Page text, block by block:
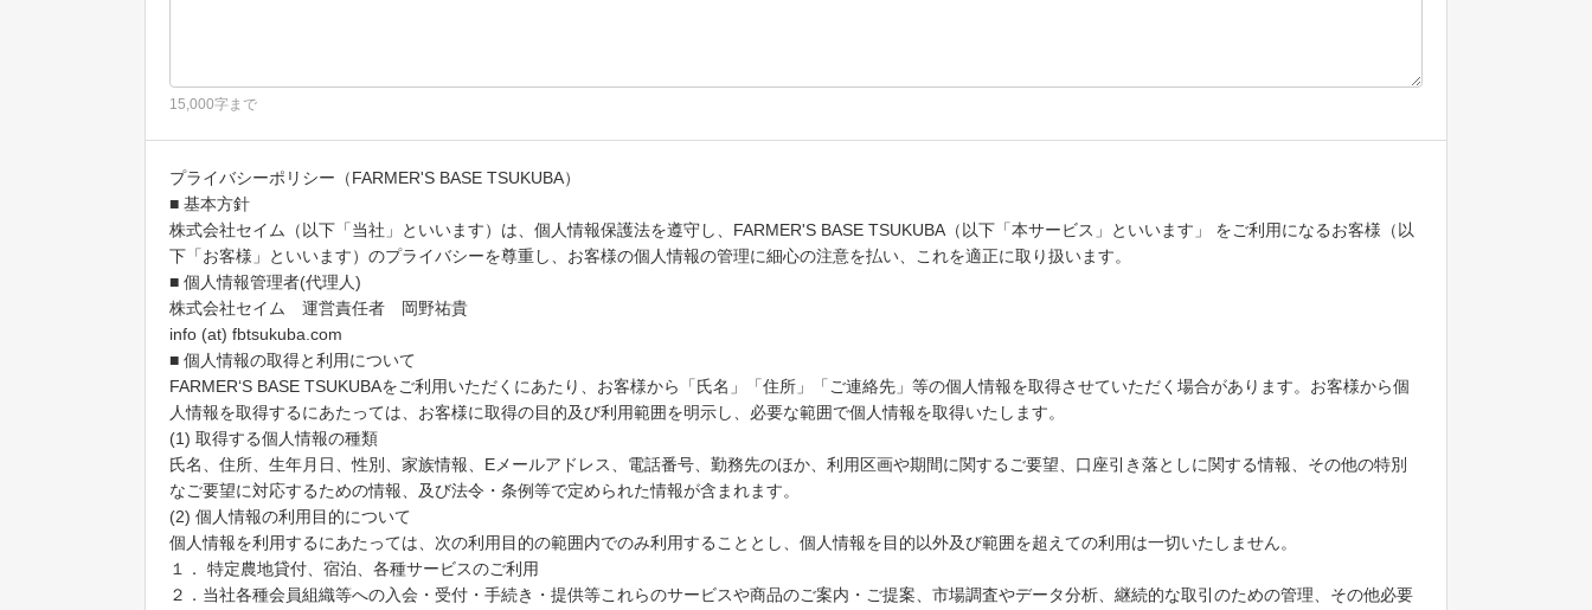
15,000字まで
プライバシーポリシー（FARMER'S BASE TSUKUBA）
■ 基本方針
株式会社セイム（以下「当社」といいます）は、個人情報保護法を遵守し、FARMER'S BASE TSUKUBA（以下「本サービス」といいます」 をご利用になるお客様（以
下「お客様」といいます）のプライバシーを尊重し、お客様の個人情報の管理に細心の注意を払い、これを適正に取り扱います。
■ 個人情報管理者(代理人)
株式会社セイム 運営責任者 岡野祐貴
info (at) fbtsukuba.com
■ 個人情報の取得と利用について
FARMER‘S BASE TSUKUBAをご利用いただくにあたり、お客様から「氏名」「住所」「ご連絡先」等の個人情報を取得させていただく場合があります。お客様から個
人情報を取得するにあたっては、お客様に取得の目的及び利用範囲を明示し、必要な範囲で個人情報を取得いたします。
(1) 取得する個人情報の種類
氏名、住所、生年月日、性別、家族情報、Eメールアドレス、電話番号、勤務先のほか、利用区画や期間に関するご要望、口座引き落としに関する情報、その他の特別
なご要望に対応するための情報、及び法令・条例等で定められた情報が含まれます。
(2) 個人情報の利用目的について
個人情報を利用するにあたっては、次の利用目的の範囲内でのみ利用することとし、個人情報を目的以外及び範囲を超えての利用は一切いたしません。
１． 特定農地貸付、宿泊、各種サービスのご利用
２．当社各種会員組織等への入会・受付・手続き・提供等これらのサービスや商品のご案内・ご提案、市場調査やデータ分析、継続的な取引のための管理、その他必要